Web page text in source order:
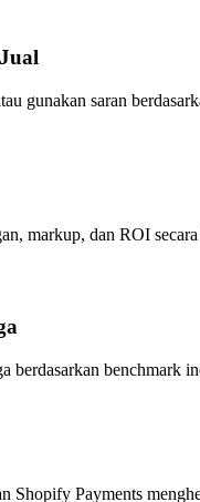
gunakan saran
markup, dan ROI secara
berdasarkan benchmark
Shopify Payments